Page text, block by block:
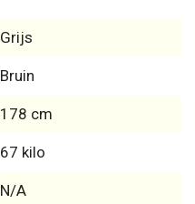
Grijs
Bruin
178 cm
67 kilo
N/A